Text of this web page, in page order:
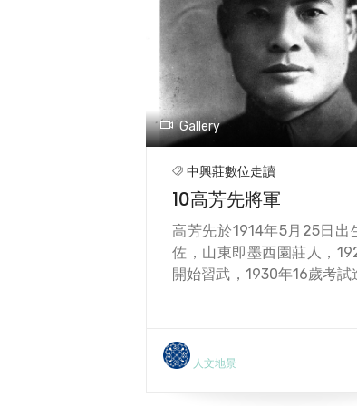
有醫療車深入偏遠地區服務
則帶回來住院，輕者給予打
深獲各界支持，軍眷醫療單
年代實施「全民健保」，陸
村內設立的軍眷醫院，中興
子女多出生於此醫院，1991
Gallery
中興莊數位走讀
10高芳先將軍
高芳先於1914年5月25日出
佐，山東即墨西園莊人，
開始習武，1930年16歲考試
拳、中國摔跤等。 1933年
芳先榮獲第17屆華北運動會
人文地景